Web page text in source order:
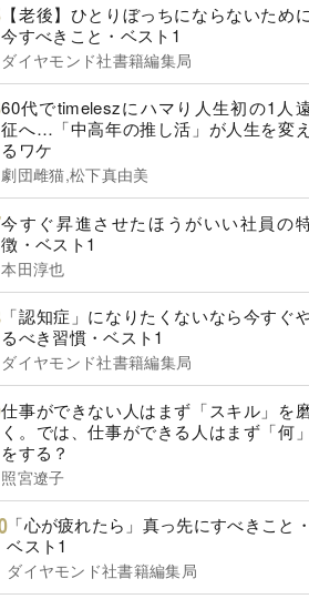
【老後】ひとりぼっちにならないために
今すべきこと・ベスト1
ダイヤモンド社書籍編集局
60代でtimeleszにハマり人生初の1人
征へ…「中高年の推し活」が人生を変え
るワケ
劇団雌猫,松下真由美
今すぐ昇進させたほうがいい社員の
徴・ベスト1
本田淳也
「認知症」になりたくないなら今すぐ
るべき習慣・ベスト1
ダイヤモンド社書籍編集局
仕事ができない人はまず「スキル」を
く。では、仕事ができる人はまず「何」
をする？
照宮遼子
「心が疲れたら」真っ先にすべきこと・
ベスト1
ダイヤモンド社書籍編集局